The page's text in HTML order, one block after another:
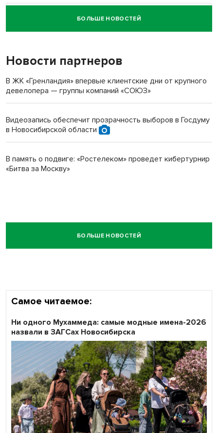
Новосибирский суд наказал водителя за смерть
пенсионерки на вокзале
БОЛЬШЕ НОВОСТЕЙ
Новости партнеров
В ЖК «Гренландия» впервые клиентские дни от крупного
девелопера — группы компаний «СОЮЗ»
Видеозапись обеспечит прозрачность выборов в Госдуму
в Новосибирской области
В память о подвиге: «Ростелеком» проведет кибертурнир
«Битва за Москву»
БОЛЬШЕ НОВОСТЕЙ
Самое читаемое:
Ни одного Мухаммеда: самые модные имена-2026
назвали в ЗАГСах Новосибирска